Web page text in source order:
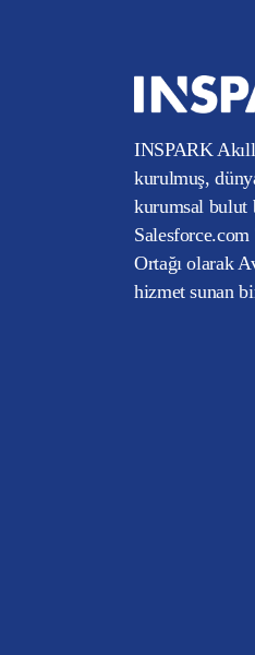
INSPARK
kurulmuş,
kurumsal bulut
Salesforce.com
Ortağı olarak
hizmet sunan